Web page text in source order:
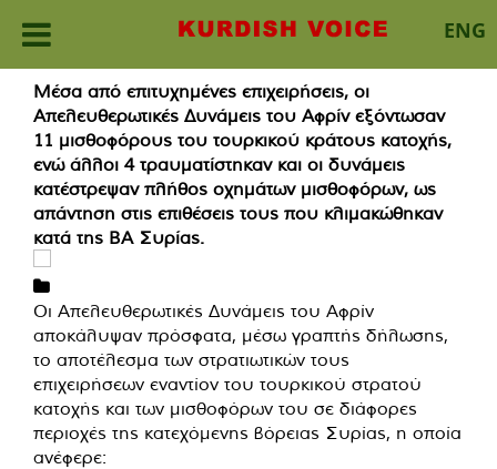
ENG
content
Μέσα από επιτυχημένες επιχειρήσεις, οι
Απελευθερωτικές Δυνάμεις του Αφρίν εξόντωσαν
11 μισθοφόρους του τουρκικού κράτους κατοχής,
ενώ άλλοι 4 τραυματίστηκαν και οι δυνάμεις
κατέστρεψαν πλήθος οχημάτων μισθοφόρων, ως
απάντηση στις επιθέσεις τους που κλιμακώθηκαν
κατά της ΒΑ Συρίας.
Οι Απελευθερωτικές Δυνάμεις του Αφρίν
αποκάλυψαν πρόσφατα, μέσω γραπτής δήλωσης,
το αποτέλεσμα των στρατιωτικών τους
επιχειρήσεων εναντίον του τουρκικού στρατού
κατοχής και των μισθοφόρων του σε διάφορες
περιοχές της κατεχόμενης βόρειας Συρίας, η οποία
ανέφερε: